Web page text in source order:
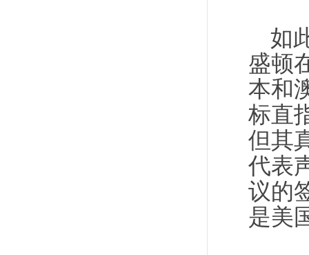
如
盛顿
本和
标直
但其
代表
议的
是美